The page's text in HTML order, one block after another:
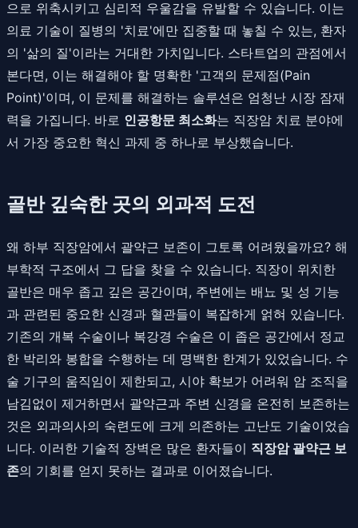
으로 위축시키고 심리적 우울감을 유발할 수 있습니다. 이는
의료 기술이 질병의 '치료'에만 집중할 때 놓칠 수 있는, 환자
의 '삶의 질'이라는 거대한 가치입니다. 스타트업의 관점에서
본다면, 이는 해결해야 할 명확한 '고객의 문제점(Pain
Point)'이며, 이 문제를 해결하는 솔루션은 엄청난 시장 잠재
력을 가집니다. 바로 인공항문 최소화는 직장암 치료 분야에
서 가장 중요한 혁신 과제 중 하나로 부상했습니다.
골반 깊숙한 곳의 외과적 도전
왜 하부 직장암에서 괄약근 보존이 그토록 어려웠을까요? 해
부학적 구조에서 그 답을 찾을 수 있습니다. 직장이 위치한
골반은 매우 좁고 깊은 공간이며, 주변에는 배뇨 및 성 기능
과 관련된 중요한 신경과 혈관들이 복잡하게 얽혀 있습니다.
기존의 개복 수술이나 복강경 수술은 이 좁은 공간에서 정교
한 박리와 봉합을 수행하는 데 명백한 한계가 있었습니다. 수
술 기구의 움직임이 제한되고, 시야 확보가 어려워 암 조직을
남김없이 제거하면서 괄약근과 주변 신경을 온전히 보존하는
것은 외과의사의 숙련도에 크게 의존하는 고난도 기술이었습
니다. 이러한 기술적 장벽은 많은 환자들이 직장암 괄약근 보
존의 기회를 얻지 못하는 결과로 이어졌습니다.